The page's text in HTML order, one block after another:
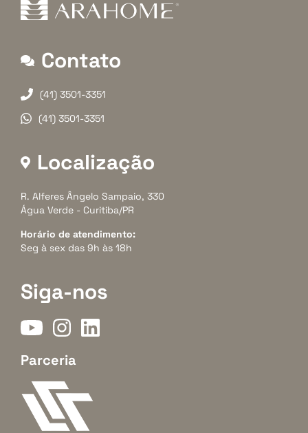
Contato
(41) 3501-3351
(41) 3501-3351
Localização
R. Alferes Ângelo Sampaio, 330
Água Verde - Curitiba/PR
Horário de atendimento:
Seg à sex das 9h às 18h
Siga-nos
Parceria